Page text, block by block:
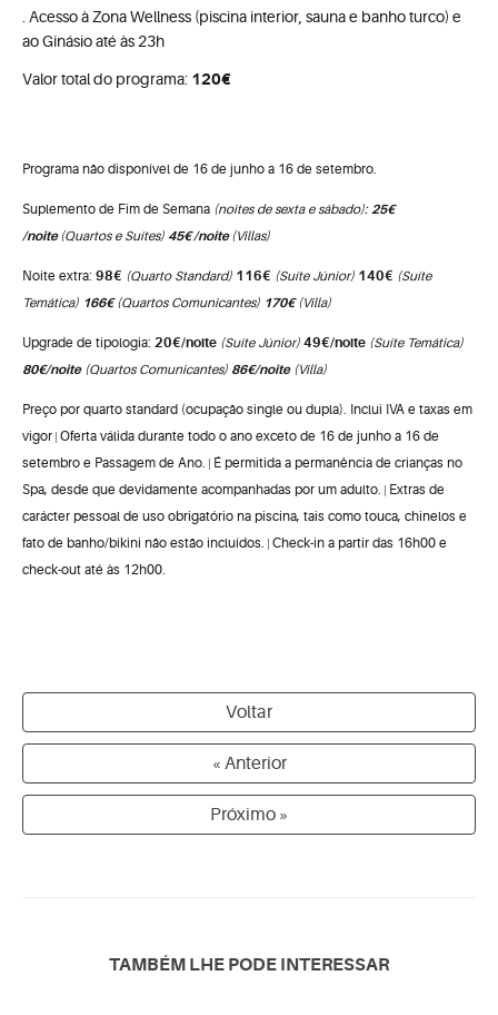
. Acesso à Zona Wellness (piscina interior, sauna e banho turco) e
ao Ginásio até às 23h
Valor total do programa: 120€
Programa não disponível de 16 de junho a 16 de setembro.
Suplemento de Fim de Semana (noites de sexta e sábado): 25€
/noite (Quartos e Suítes) 45€ /noite (Villas)
Noite extra: 98€ (Quarto Standard) 116€ (Suíte Júnior) 140€ (Suíte
Temática) 166€(Quartos Comunicantes) 170€(Villa)
Upgrade de tipologia: 20€/noite (Suíte Júnior) 49€/noite (Suíte Temática)
80€/noite(Quartos Comunicantes) 86€/noite(Villa)
Preço por quarto standard (ocupação single ou dupla). Inclui IVA e taxas em
vigor Oferta válida durante todo o ano exceto de 16 de junho a 16 de
setembro e Passagem de Ano.
É permitida a permanência de crianças no
Spa, desde que devidamente acompanhadas por um adulto.
Extras de
carácter pessoal de uso obrigatório na piscina, tais como touca, chinelos e
fato de banho/bikini não estão incluídos.
Check-in a partir das 16h00 e
check-out até às 12h00.
Voltar
« Anterior
Próximo »
TAMBÉM LHE PODE INTERESSAR